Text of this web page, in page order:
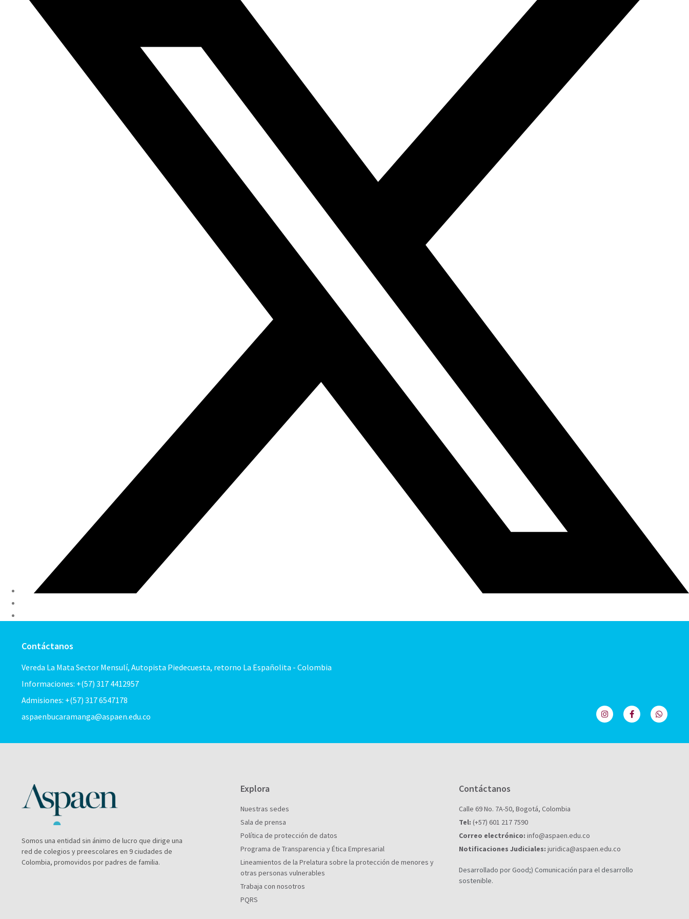
Contáctanos
Vereda La Mata Sector Mensulí, Autopista Piedecuesta, retorno La Españolita - Colombia
Informaciones: +(57) 317 4412957
Admisiones: +(57) 317 6547178
aspaenbucaramanga@aspaen.edu.co
Somos una entidad sin ánimo de lucro que dirige una
red de colegios y preescolares en 9 ciudades de
Colombia, promovidos por padres de familia.
Explora
Nuestras sedes
Sala de prensa
Política de protección de datos
Programa de Transparencia y Ética Empresarial
Lineamientos de la Prelatura sobre la protección de menores y
otras personas vulnerables
Trabaja con nosotros
PQRS
Contáctanos
Calle 69 No. 7A-50, Bogotá, Colombia
Tel: (+57) 601 217 7590
Correo electrónico: info@aspaen.edu.co
Notificaciones Judiciales: juridica@aspaen.edu.co
Desarrollado por Good;) Comunicación para el desarrollo
sostenible.